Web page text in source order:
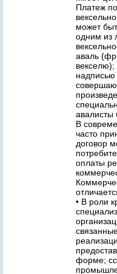
Платеж
может
одним из
аваль
надписью
авалисты
В
часто
договор
оплаты
• В роли
форме;